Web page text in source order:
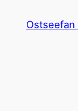
InhaltOstseefan